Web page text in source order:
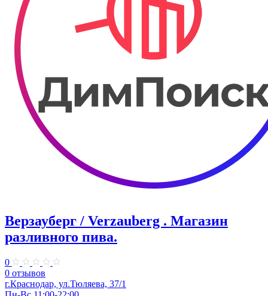
Верзауберг / Verzauberg . Магазин
разливного пива.
0
0 отзывов
г.Краснодар, ул.Тюляева, 37/1